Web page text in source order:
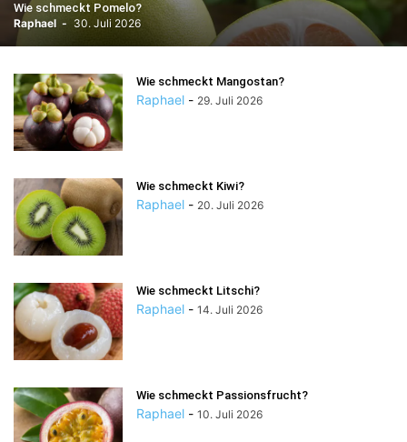
Wie schmeckt Pomelo?
Raphael - 30. Juli 2026
Wie schmeckt Mangostan?
Raphael - 29. Juli 2026
Wie schmeckt Kiwi?
Raphael - 20. Juli 2026
Wie schmeckt Litschi?
Raphael - 14. Juli 2026
Wie schmeckt Passionsfrucht?
Raphael - 10. Juli 2026